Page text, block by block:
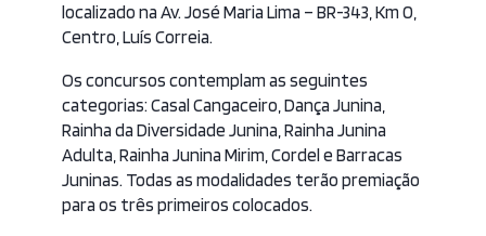
localizado na Av. José Maria Lima – BR-343, Km 0,
Centro, Luís Correia.
Os concursos contemplam as seguintes
categorias: Casal Cangaceiro, Dança Junina,
Rainha da Diversidade Junina, Rainha Junina
Adulta, Rainha Junina Mirim, Cordel e Barracas
Juninas. Todas as modalidades terão premiação
para os três primeiros colocados.